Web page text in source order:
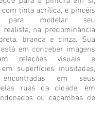
tinta acrílica, e pincéis
para modelar seu
realista, na predominância
branca e cinza. Sua
em conceber imagens
relações visuais e
em superfícies inusitadas,
encontradas em seus
ruas da cidade, em
ou caçambas de